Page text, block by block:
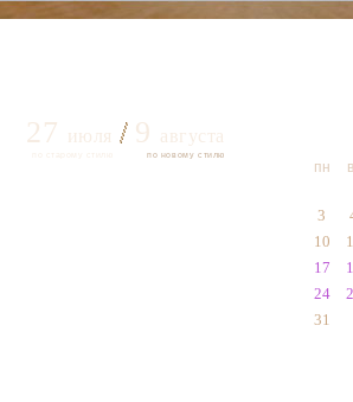
пн
3
10
17
24
31
27 июля 9 августа
по старому стилю по новому стилю